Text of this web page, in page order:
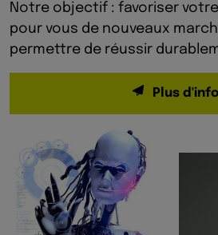
Notre objectif : favoriser
pour vous de nouveaux
permettre de réussir
Plus